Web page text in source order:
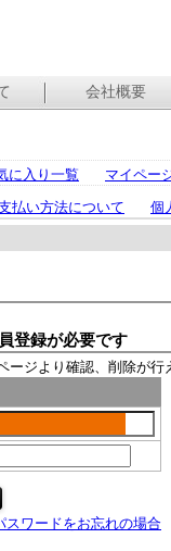
会社概要
に入り一覧
マイペー
払い方法について
個
登録が必要です
ジより確認、削除が行
スワードをお忘れの場合